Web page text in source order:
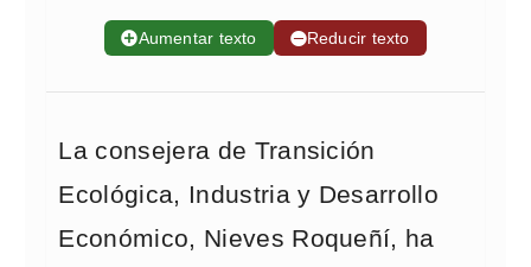
➕Aumentar texto ➖Reducir texto
La consejera de Transición
Ecológica, Industria y Desarrollo
Económico, Nieves Roqueñí, ha